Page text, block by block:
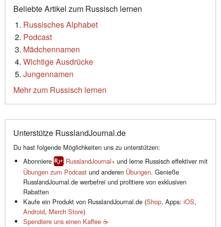
Beliebte Artikel zum Russisch lernen
Russisches Alphabet
Podcast
Mädchennamen
Wichtige Ausdrücke
Jungennamen
Mehr zum Russisch lernen
Unterstütze RusslandJournal.de
Du hast folgende Möglichkeiten uns zu unterstützen:
Abonniere
RusslandJournal+ und lerne Russisch effektiver mit
Übungen zum Podcast und anderen Übungen. Genieße
RusslandJournal.de werbefrei und profitiere von exklusiven
Rabatten
Kaufe ein Produkt von RusslandJournal.de (Shop, Apps: iOS,
Android, Merch Store)
Spendiere uns einen Kaffee ☕️